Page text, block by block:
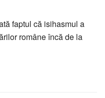
faptul că isihasmul a
române încă de la